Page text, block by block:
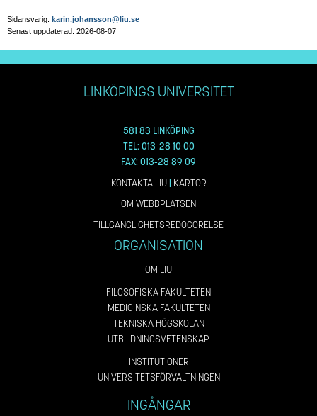
Sidansvarig: karin.johansson@liu.se
Senast uppdaterad: 2026-08-07
LINKÖPINGS UNIVERSITET
581 83 LINKÖPING
TEL: 013-28 10 00
FAX: 013-28 89 09
KONTAKTA LIU| KARTOR
OM WEBBPLATSEN
TILLGÄNGLIGHETSREDOGÖRELSE
ORGANISATION
OM LIU
FILOSOFISKA FAKULTETEN
MEDICINSKA FAKULTETEN
TEKNISKA HÖGSKOLAN
UTBILDNINGSVETENSKAP
INSTITUTIONER
UNIVERSITETSFÖRVALTNINGEN
INGÅNGAR